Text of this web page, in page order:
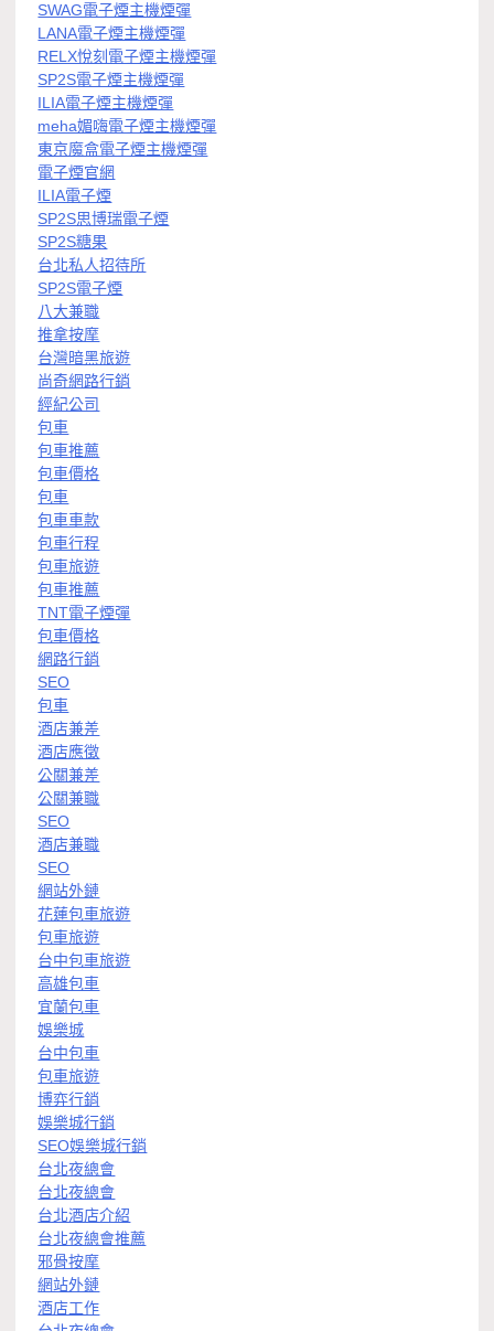
SWAG電子煙主機煙彈
LANA電子煙主機煙彈
RELX悅刻電子煙主機煙彈
SP2S電子煙主機煙彈
ILIA電子煙主機煙彈
meha媚嗨電子煙主機煙彈
東京魔盒電子煙主機煙彈
電子煙官網
ILIA電子煙
SP2S思博瑞電子煙
SP2S糖果
台北私人招待所
SP2S電子煙
八大兼職
推拿按摩
台灣暗黑旅遊
尚奇網路行銷
經紀公司
包車
包車推薦
包車價格
包車
包車車款
包車行程
包車旅遊
包車推薦
TNT電子煙彈
包車價格
網路行銷
SEO
包車
酒店兼差
酒店應徵
公關兼差
公關兼職
SEO
酒店兼職
SEO
網站外鏈
花蓮包車旅遊
包車旅遊
台中包車旅遊
高雄包車
宜蘭包車
娛樂城
台中包車
包車旅遊
博弈行銷
娛樂城行銷
SEO娛樂城行銷
台北夜總會
台北夜總會
台北酒店介紹
台北夜總會推薦
邪骨按摩
網站外鏈
酒店工作